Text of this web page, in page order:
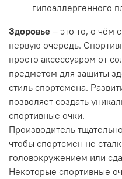
гипоаллергенного
Здоровье – это то, о чём
первую очередь.
просто аксессуаром от
предметом для защиты
стиль спортсмена.
позволяет создать
спортивные очки.
Производитель
чтобы спортсмен не
головокружением или
Некоторые спортивные